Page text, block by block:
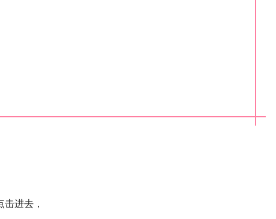
进去，